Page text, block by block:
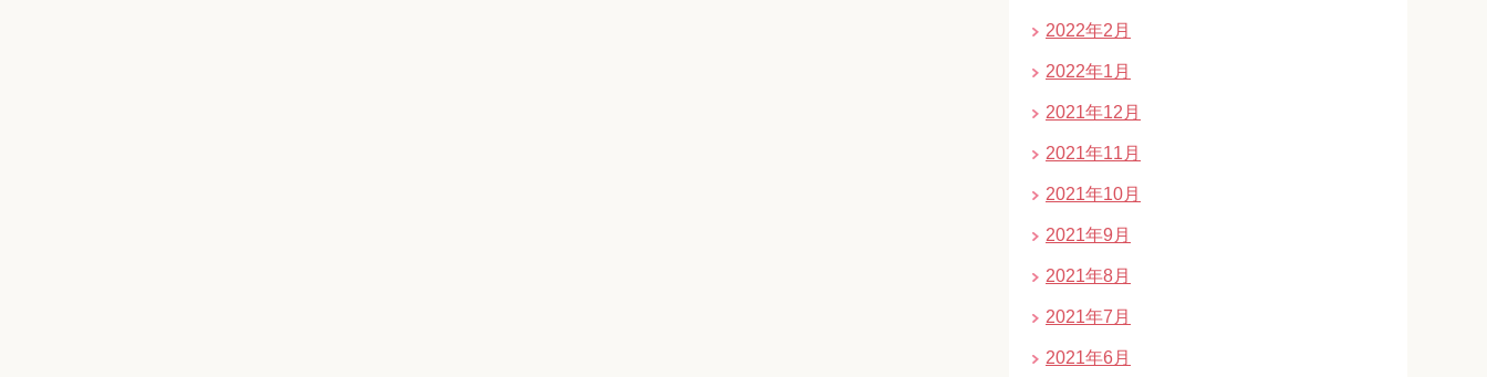
2022年2月
2022年1月
2021年12月
2021年11月
2021年10月
2021年9月
2021年8月
2021年7月
2021年6月